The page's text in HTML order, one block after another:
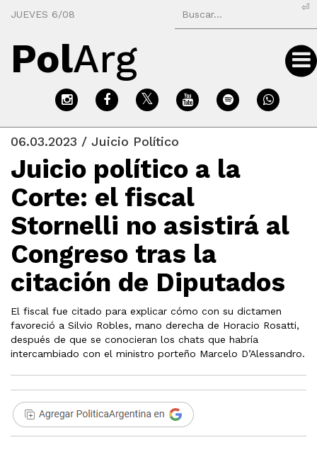
JUEVES 6/08
⏎
PolArg
06.03.2023 / Juicio Político
Juicio político a la
Corte: el fiscal
Stornelli no asistirá al
Congreso tras la
citación de Diputados
El fiscal fue citado para explicar cómo con su dictamen
favoreció a Silvio Robles, mano derecha de Horacio Rosatti,
después de que se conocieran los chats que habría
intercambiado con el ministro porteño Marcelo D’Alessandro.